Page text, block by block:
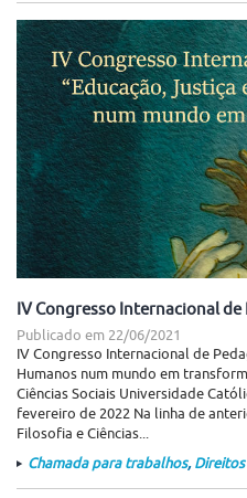
IV Congresso Internacional de
Publicado em 22/06/2021
IV Congresso Internacional de
Humanos num mundo em
Ciências Sociais Universidade
fevereiro de 2022 Na linha de
Filosofia e Ciências...
Chamada para trabalhos, Direitos